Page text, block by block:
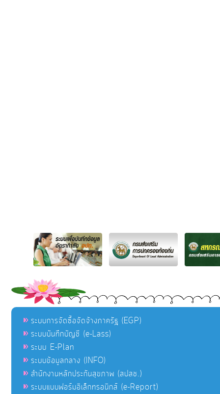
ระบบการจัดซื้อจัดจ้างภาครัฐ (EGP)
ระบบบันทึกบัญชี (e-Lass)
ระบบ E-Plan
ระบบข้อมูลกลาง (INFO)
สำนักงานหลักประกันสุขภาพ (สปสช.)
ระบบแบบฟอร์มอิเล็กทรอนิกส์ (e-Report)